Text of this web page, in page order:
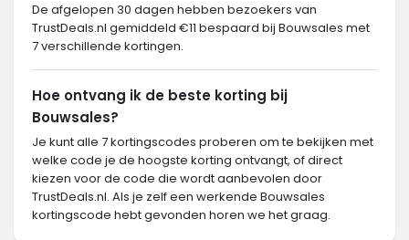
De afgelopen 30 dagen hebben bezoekers van
TrustDeals.nl gemiddeld €11 bespaard bij Bouwsales met
7 verschillende kortingen.
Hoe ontvang ik de beste korting bij
Bouwsales?
Je kunt alle 7 kortingscodes proberen om te bekijken met
welke code je de hoogste korting ontvangt, of direct
kiezen voor de code die wordt aanbevolen door
TrustDeals.nl. Als je zelf een werkende Bouwsales
kortingscode hebt gevonden horen we het graag.